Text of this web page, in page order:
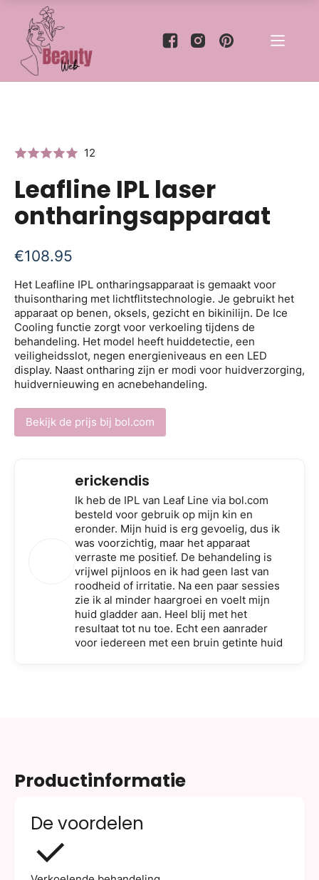
12
Leafline IPL laser
ontharingsapparaat
€108.95
Het Leafline IPL ontharingsapparaat is gemaakt voor
thuisontharing met lichtflitstechnologie. Je gebruikt het
apparaat op benen, oksels, gezicht en bikinilijn. De Ice
Cooling functie zorgt voor verkoeling tijdens de
behandeling. Het model heeft huiddetectie, een
veiligheidsslot, negen energieniveaus en een LED
display. Naast ontharing zijn er modi voor huidverzorging,
huidvernieuwing en acnebehandeling.
Bekijk de prijs bij bol.com
erickendis
Ik heb de IPL van Leaf Line via bol.com
besteld voor gebruik op mijn kin en
eronder. Mijn huid is erg gevoelig, dus ik
was voorzichtig, maar het apparaat
verraste me positief. De behandeling is
vrijwel pijnloos en ik had geen last van
roodheid of irritatie. Na een paar sessies
zie ik al minder haargroei en voelt mijn
huid gladder aan. Heel blij met het
resultaat tot nu toe. Echt een aanrader
voor iedereen met een bruin getinte huid
Productinformatie
De voordelen